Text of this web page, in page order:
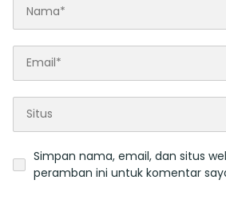
Simpan nama, email, dan situs
peramban ini untuk komentar